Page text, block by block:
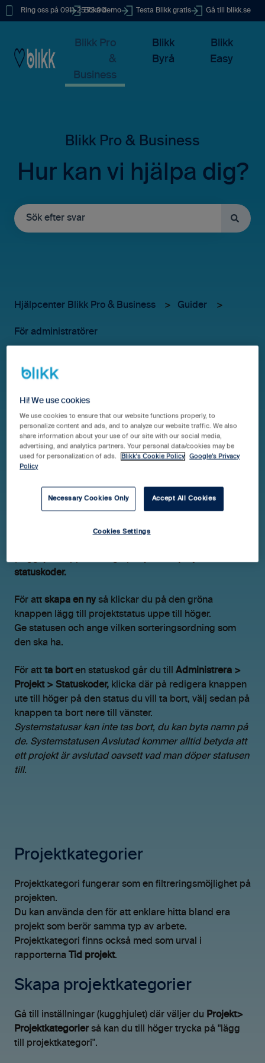
Ring oss på 0911-25 73 00
Boka demo Testa Blikk gratis Gå till blikk.se
Blikk Pro
&
Business
Blikk
Byrå
Blikk
Easy
Hur kan vi hjälpa dig?
Hjälpcenter Blikk Pro & Business Guider
För administratörer
Projektinställningar
UnderInställningar(Kugghjulet)>Projektfinns ett antal
inställningar du kan göra som påverkar dina projekt.
Klicka på rubrikerna nedan för att läsa mer om dessa.
Statuskoder
Pågående och Avslutad.
statuskoder.
För att skapa en ny så klickar du på den gröna
knappen lägg till projektstatus uppe till höger.
Ge statusen och ange vilken sorteringsordning som
den ska ha.
För att ta borten statuskod går du till
Administrera >
Projekt > Statuskoder, klicka där på redigera knappen
ute till höger på den status du vill ta bort, välj sedan på
knappen ta bort nere till vänster.
Systemstatusar kan inte tas bort, du kan byta namn på
de. Systemstatusen Avslutad kommer alltid betyda att
ett projekt är avslutad oavsett vad man döper statusen
till.
Projektkategorier
Projektkategori fungerar som en filtreringsmöjlighet på
projekten.
Du kan använda den för att enklare hitta bland era
projekt som berör samma typ av arbete.
Projektkategori finns också med som urval i
rapporterna
Tid projekt.
Skapa projektkategorier
Gå till inställningar (kugghjulet) där väljer du Projekt>
Projektkategorierså kan du till höger trycka på "lägg
till projektkategori".
Hi! We use cookies
We use cookies to ensure that our website functions properly, to
personalize content and ads, and to analyze our website traffic. We also
share information about your use of our site with our social media,
advertising, and analytics partners. Your personal data/cookies may be
used for personalization of ads.
Blikk's Cookie Policy
Google’s Privacy
Policy
Necessary Cookies Only Accept All Cookies
Cookies Settings